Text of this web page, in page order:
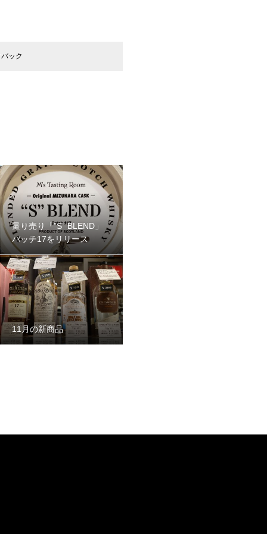
ック
量り売り「”S” BLEND」
バッチ17をリリース
11月の新商品